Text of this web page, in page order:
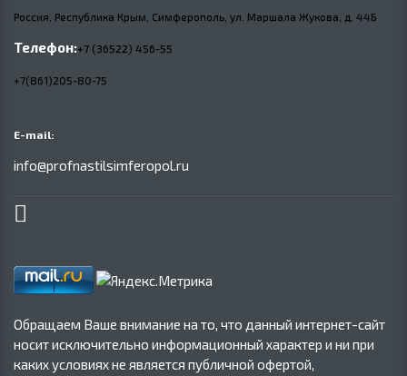
Россия, Республика Крым, Симферополь, ул. Маршала Жукова, д. 44Б
Телефон:+7 (36522) 456-55
+7(861)205-80-75
E-mail:
info@profnastilsimferopol.ru
Обращаем Ваше внимание на то, что данный интернет-сайт
носит исключительно информационный характер и ни при
каких условиях не является публичной офертой,